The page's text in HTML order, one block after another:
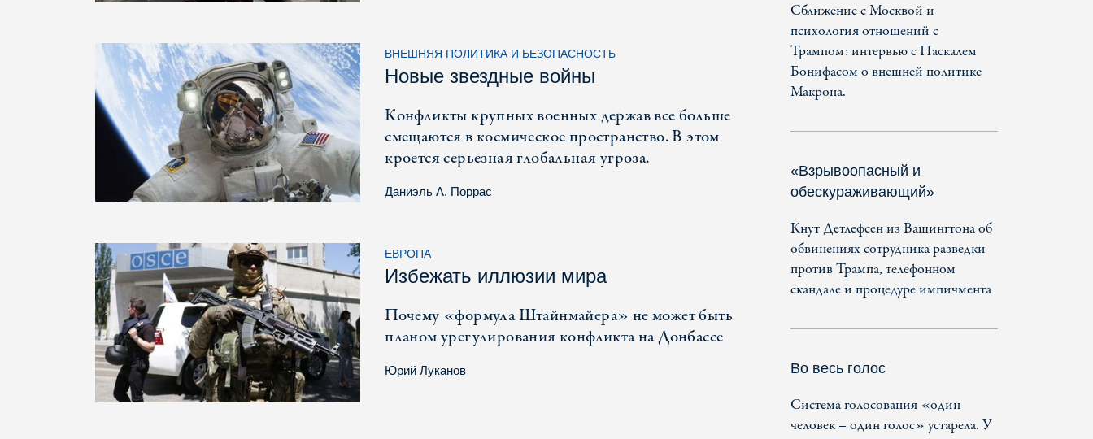
ВНЕШНЯЯ ПОЛИТИКА И БЕЗОПАСНОСТЬ
Новые звездные войны
Конфликты крупных военных держав все больше
смещаются в космическое пространство. В этом
кроется серьезная глобальная угроза.
Даниэль А. Поррас
ЕВРОПА
Избежать иллюзии мира
Почему «формула Штайнмайера» не может быть
планом урегулирования конфликта на Донбассе
Юрий Луканов
Сближение с Москвой и
психология отношений с
Трампом: интервью с Паскалем
Бонифасом о внешней политике
Макрона.
«Взрывоопасный и
обескураживающий»
Кнут Детлефсен из Вашингтона об
обвинениях сотрудника разведки
против Трампа, телефонном
скандале и процедуре импичмента
Во весь голос
Система голосования «один
человек – один голос» устарела. У